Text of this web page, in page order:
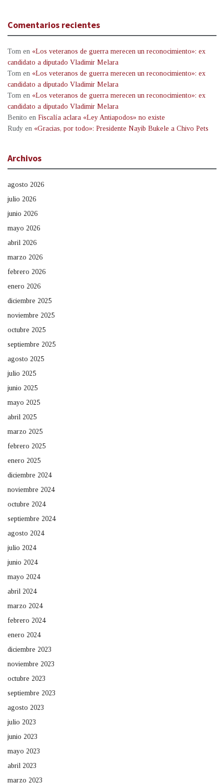
Comentarios recientes
Tom en «Los veteranos de guerra merecen un reconocimiento»: ex
candidato a diputado Vladimir Melara
Tom en «Los veteranos de guerra merecen un reconocimiento»: ex
candidato a diputado Vladimir Melara
Tom en «Los veteranos de guerra merecen un reconocimiento»: ex
candidato a diputado Vladimir Melara
Benito en Fiscalía aclara «Ley Antiapodos» no existe
Rudy en «Gracias, por todo»: Presidente Nayib Bukele a Chivo Pets
Archivos
agosto 2026
julio 2026
junio 2026
mayo 2026
abril 2026
marzo 2026
febrero 2026
enero 2026
diciembre 2025
noviembre 2025
octubre 2025
septiembre 2025
agosto 2025
julio 2025
junio 2025
mayo 2025
abril 2025
marzo 2025
febrero 2025
enero 2025
diciembre 2024
noviembre 2024
octubre 2024
septiembre 2024
agosto 2024
julio 2024
junio 2024
mayo 2024
abril 2024
marzo 2024
febrero 2024
enero 2024
diciembre 2023
noviembre 2023
octubre 2023
septiembre 2023
agosto 2023
julio 2023
junio 2023
mayo 2023
abril 2023
marzo 2023